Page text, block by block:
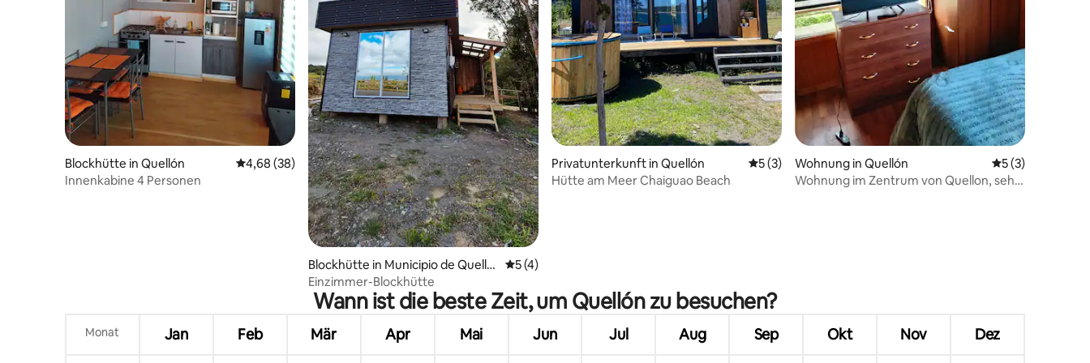
Blockhütte in Quellón Durchschnittliche Bewertung: 4,68 von 5, 38 Bewertungen
4,68 (38)
Innenkabine 4 Personen
Blockhütte in Municipio de Quelló
n
Durchschnittliche Bewertung: 5 von 5, 4 Bewertungen
5 (4)
Einzimmer-Blockhütte
Privatunterkunft in Quellón Durchschnittliche Bewertung: 5 von 5, 3 Bewertungen
5 (3)
Hütte am Meer Chaiguao Beach
Wohnung in Quellón
5 (3)
Wohnung im Zentrum von Quellon, sehr
Wann ist die beste Zeit, um Quellón zu besuchen?
Monat Jan Feb Mär Apr Mai Jun Jul Aug Sep Okt Nov Dez